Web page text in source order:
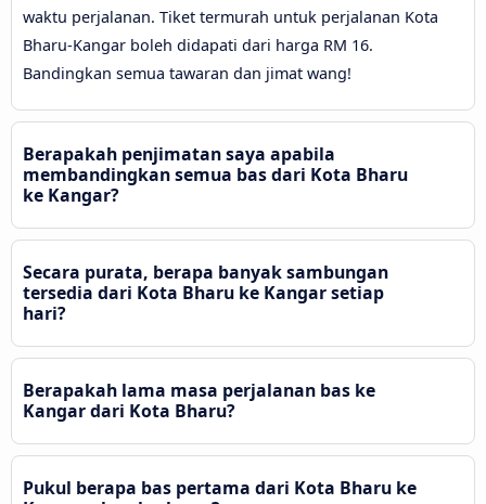
waktu perjalanan. Tiket termurah untuk perjalanan Kota
Bharu-Kangar boleh didapati dari harga RM 16.
Bandingkan semua tawaran dan jimat wang!
Berapakah penjimatan saya apabila
membandingkan semua bas dari Kota Bharu
ke Kangar?
Secara purata, berapa banyak sambungan
tersedia dari Kota Bharu ke Kangar setiap
hari?
Berapakah lama masa perjalanan bas ke
Kangar dari Kota Bharu?
Pukul berapa bas pertama dari Kota Bharu ke